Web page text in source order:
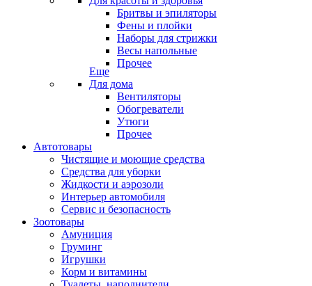
Бритвы и эпиляторы
Фены и плойки
Наборы для стрижки
Весы напольные
Прочее
Еще
Для дома
Вентиляторы
Обогреватели
Утюги
Прочее
Автотовары
Чистящие и моющие средства
Средства для уборки
Жидкости и аэрозоли
Интерьер автомобиля
Сервис и безопасность
Зоотовары
Амуниция
Груминг
Игрушки
Корм и витамины